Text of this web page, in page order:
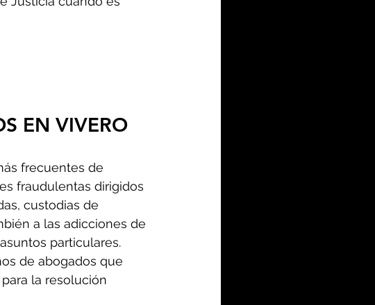
EN VIVERO
frecuentes de
fraudulentas dirigidos
custodias de
a las adicciones de
particulares.
de abogados que
la resolución